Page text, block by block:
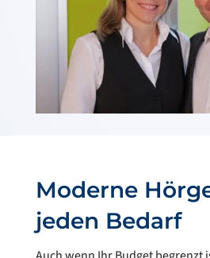
Moderne
jeden Bedarf